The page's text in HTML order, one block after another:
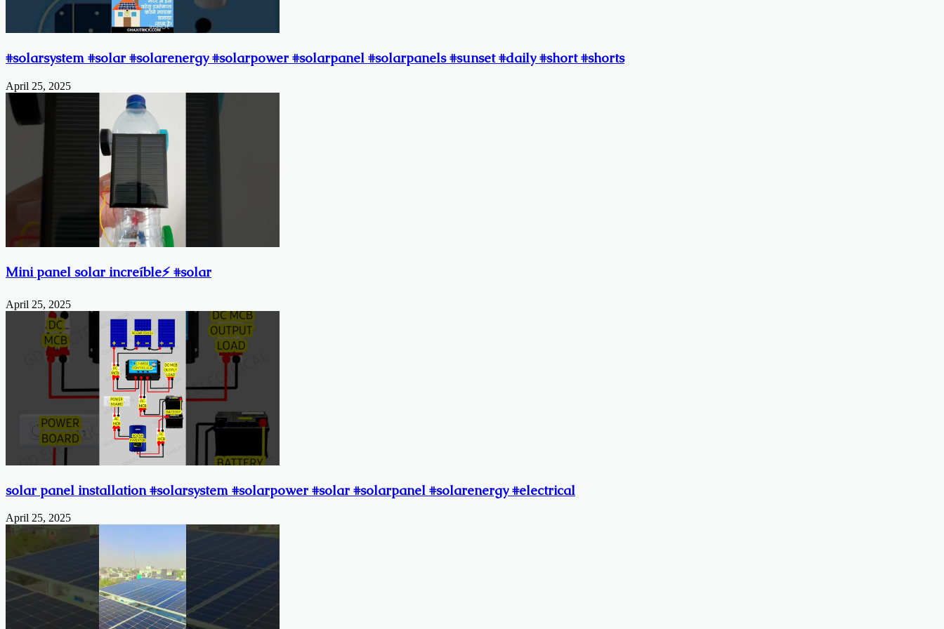
#solarsystem #solar #solarenergy #solarpower #solarpanel #solarpanels #sunset #daily #short #shorts
April 25, 2025
Mini panel solar increíble⚡️ #solar
April 25, 2025
solar panel installation #solarsystem #solarpower #solar #solarpanel #solarenergy #electrical
April 25, 2025